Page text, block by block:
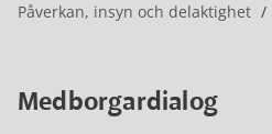
Påverkan, insyn och delaktighet
Medborgardialog